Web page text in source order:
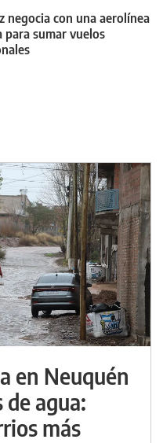
negocia con una aerolínea
para sumar vuelos
en Neuquén
agua:
más